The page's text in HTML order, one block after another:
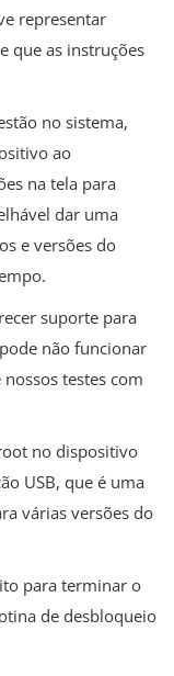
representar
que as instruções
no sistema,
ao
na tela para
dar uma
e versões do
suporte para
não funcionar
testes com
no dispositivo
USB, que é uma
várias versões do
para terminar o
de desbloqueio